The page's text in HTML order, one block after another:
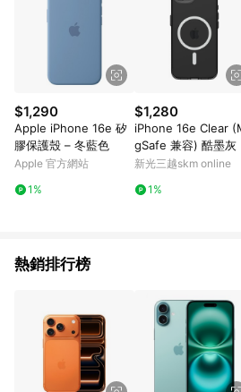
$1,290
Apple iPhone 16e 矽
膠保護殼 – 冬藍色
Apple 官方網站
1%
$1,280
iPhone 16e Clear
gSafe 兼容) 酷墨灰
新光三越skm online
1%
熱銷排行榜